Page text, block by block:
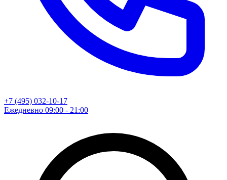
+7 (495) 032-10-17
Ежедневно 09:00 - 21:00